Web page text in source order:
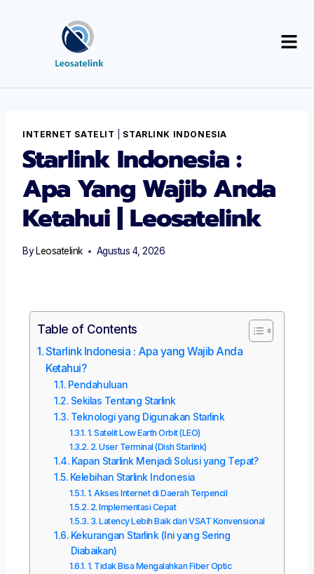
INTERNET SATELIT STARLINK INDONESIA
Starlink Indonesia :
Apa Yang Wajib Anda
Ketahui | Leosatelink
By Leosatelink Agustus 4, 2026
Table of Contents
Starlink Indonesia : Apa yang Wajib Anda
Ketahui?
Pendahuluan
Sekilas Tentang Starlink
Teknologi yang Digunakan Starlink
1. Satelit Low Earth Orbit (LEO)
2. User Terminal (Dish Starlink)
Kapan Starlink Menjadi Solusi yang Tepat?
Kelebihan Starlink Indonesia
1. Akses Internet di Daerah Terpencil
2. Implementasi Cepat
3. Latency Lebih Baik dari VSAT Konvensional
Kekurangan Starlink (Ini yang Sering
Diabaikan)
1. Tidak Bisa Mengalahkan Fiber Optic